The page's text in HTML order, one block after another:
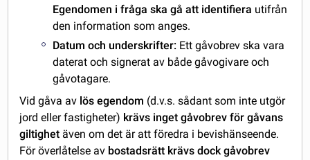
Egendomen i fråga ska gå att identifiera utifrån
den information som anges.
Datum och underskrifter: Ett gåvobrev ska vara
daterat och signerat av både gåvogivare och
gåvotagare.
Vid gåva av lös egendom (d.v.s. sådant som inte utgör
jord eller fastigheter) krävs inget gåvobrev för gåvans
giltighet även om det är att föredra i bevishänseende.
För överlåtelse av bostadsrätt krävs dock gåvobrev